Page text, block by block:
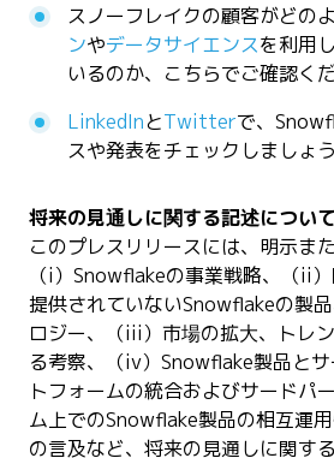
スノーフレイクの顧客がどの
ンやデータサイエンスを利用
いるのか、こちらでご確認くだ
LinkedInとTwitterで、
スや発表をチェックしましょう
将来の見通しに関する記述について
このプレスリリースには、明示ま
（i）Snowflakeの事業戦略、（ii
提供されていないSnowflakeの製
ロジー、（iii）市場の拡大、トレ
る考察、（iv）Snowflake製品と
トフォームの統合およびサードパ
ム上でのSnowflake製品の相互運
の言及など、将来の見通しに関す